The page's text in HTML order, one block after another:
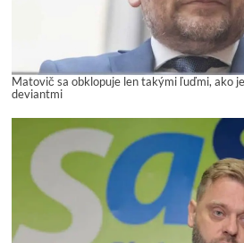
Matovič sa obklopuje len takými ľuďmi, ako
deviantmi